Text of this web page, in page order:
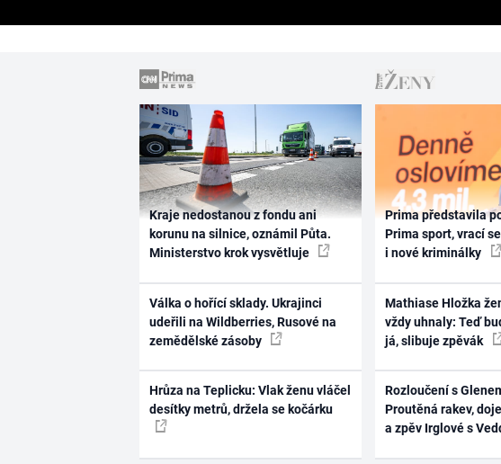
Kraje nedostanou z fondu ani
korunu na silnice, oznámil Půta.
Ministerstvo krok vysvětluje
Válka o hořící sklady. Ukrajinci
udeřili na Wildberries, Rusové na
zemědělské zásoby
Hrůza na Teplicku: Vlak ženu vláčel
desítky metrů, držela se kočárku
Prima představila
Prima sport, vrací
i nové kriminálky
Mathiase Hložka
vždy uhnaly: Teď
já, slibuje zpěvák
Rozloučení s
Proutěná rakev,
a zpěv Irglové s